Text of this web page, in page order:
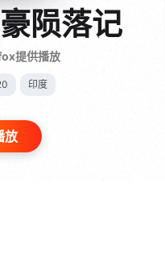
陨落记
提供播放
印度
放